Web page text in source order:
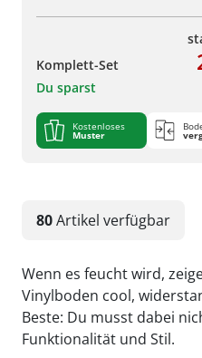
Komplett-Set
Du sparst
Kostenloses
Muster
80Artikel verfügbar
Wenn es feucht wird,
Vinylboden cool,
Beste: Du musst dabei
Funktionalität und Stil.